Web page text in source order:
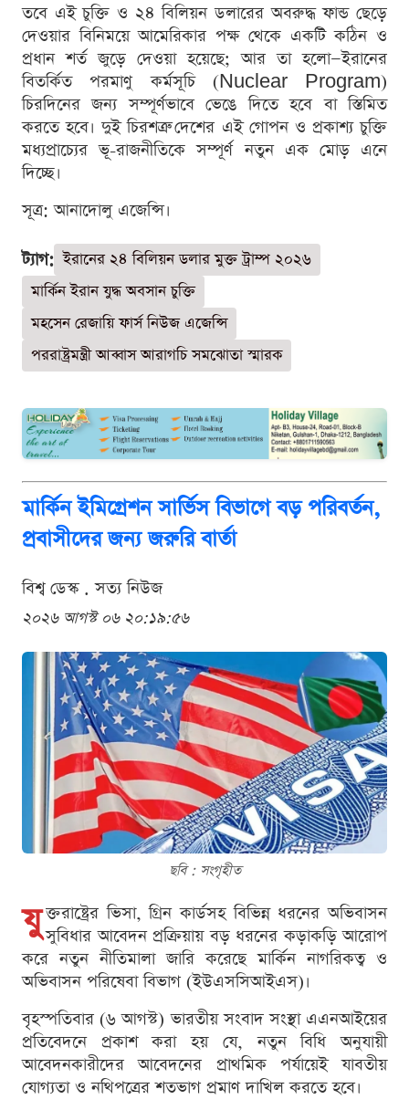
তবে এই চুক্তি ও ২৪ বিলিয়ন ডলারের অবরুদ্ধ ফান্ড ছেড়ে
দেওয়ার বিনিময়ে আমেরিকার পক্ষ থেকে একটি কঠিন ও
প্রধান শর্ত জুড়ে দেওয়া হয়েছে; আর তা হলো—ইরানের
বিতর্কিত পরমাণু কর্মসূচি (Nuclear Program)
চিরদিনের জন্য সম্পূর্ণভাবে ভেঙে দিতে হবে বা স্তিমিত
করতে হবে। দুই চিরশত্রু দেশের এই গোপন ও প্রকাশ্য চুক্তি
মধ্যপ্রাচ্যের ভূ-রাজনীতিকে সম্পূর্ণ নতুন এক মোড় এনে
দিচ্ছে।
সূত্র: আনাদোলু এজেন্সি।
ট্যাগ: ইরানের ২৪ বিলিয়ন ডলার মুক্ত ট্রাম্প ২০২৬
মার্কিন ইরান যুদ্ধ অবসান চুক্তি
মহসেন রেজায়ি ফার্স নিউজ এজেন্সি
পররাষ্ট্রমন্ত্রী আব্বাস আরাগচি সমঝোতা স্মারক
মার্কিন ইমিগ্রেশন সার্ভিস বিভাগে বড় পরিবর্তন,
প্রবাসীদের জন্য জরুরি বার্তা
বিশ্ব ডেস্ক . সত্য নিউজ
২০২৬ আগস্ট ০৬ ২০:১৯:৫৬
ছবি : সংগৃহীত
যু ক্তরাষ্ট্রের ভিসা, গ্রিন কার্ডসহ বিভিন্ন ধরনের অভিবাসন
সুবিধার আবেদন প্রক্রিয়ায় বড় ধরনের কড়াকড়ি আরোপ
করে নতুন নীতিমালা জারি করেছে মার্কিন নাগরিকত্ব ও
অভিবাসন পরিষেবা বিভাগ (ইউএসসিআইএস)।
বৃহস্পতিবার (৬ আগস্ট) ভারতীয় সংবাদ সংস্থা এএনআইয়ের
প্রতিবেদনে প্রকাশ করা হয় যে, নতুন বিধি অনুযায়ী
আবেদনকারীদের আবেদনের প্রাথমিক পর্যায়েই যাবতীয়
যোগ্যতা ও নথিপত্রের শতভাগ প্রমাণ দাখিল করতে হবে।